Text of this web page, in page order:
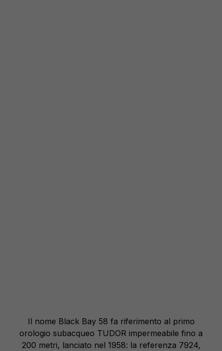
Il nome Black Bay 58 fa riferimento al primo
orologio subacqueo TUDOR impermeabile fino a
200 metri, lanciato nel 1958: la referenza 7924,